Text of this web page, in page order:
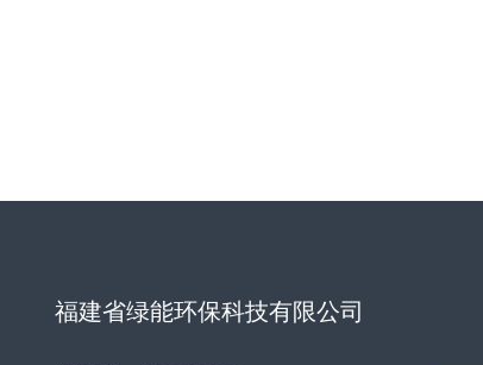
福建省绿能环保科技有限公司